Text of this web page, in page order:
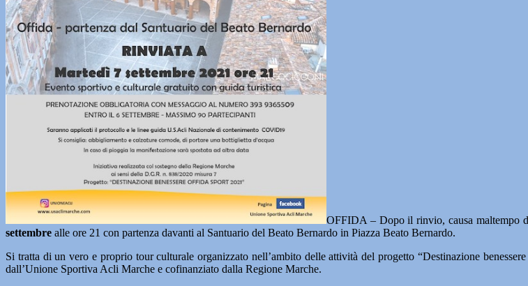
OFFIDA – Dopo il rinvio, causa maltempo
settembre alle ore 21 con partenza davanti al Santuario del Beato Bernardo in Piazza Beato Bernardo.
Si tratta di un vero e proprio tour culturale organizzato nell’ambito delle attività del progetto “Destinazione
dall’Unione Sportiva Acli Marche e cofinanziato dalla Regione Marche.